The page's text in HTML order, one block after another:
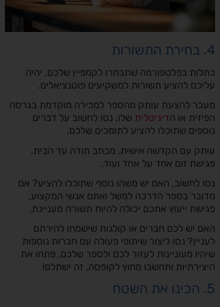
4. בחירת התשורות
כתלות בפלטפורמה שתבחרו לקמפיין שלכם, יהיה
עליכם להציע תשורות למשקיעים פוטנציאלים.
מעבר להצעת עותק מהספר למכירה מוקדמת בגרסה
הפיזית או הדיגיטלית שלו, נסו לחשוב על דברים
נוספים שתוכלו להציע לתומכים שלכם.
עותק עם הקדשה אישית, מכתב תודה עד הבית,
פגישת זום אחד על אחד ועוד.
נסו לחשוב, האם יש משהו נוסף שתוכלו להציע? אם
מדובר בספר הדרכה למשל ואתם אנשי המקצוע,
פגישת ייעוץ אתכם יכולה להיות תשורה מעניינת.
האם יש לכם חברים או קולגות שישמחו להירתם
לעניין? נסו ליצור שיתופי פעולה עם חברות נוספות
שיהיו מעוניינות לעזור לכם ולספר שלכם, פתחו את
היצירתיות ותחשבו מחוץ לקופסה, זה ישתלם!
5. הכינו את השטח